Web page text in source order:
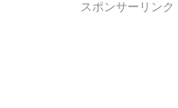
スポンサーリンク